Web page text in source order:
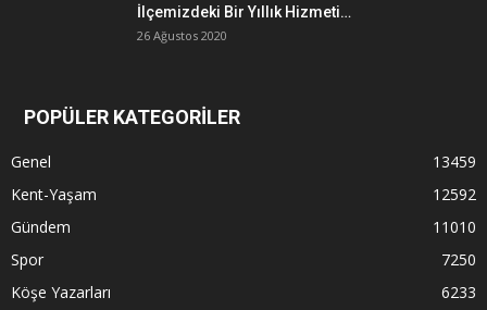
İlçemizdeki Bir Yıllık Hizmeti…
26 Ağustos 2020
POPÜLER KATEGORİLER
Genel
13459
Kent-Yaşam
12592
Gündem
11010
Spor
7250
Köşe Yazarları
6233